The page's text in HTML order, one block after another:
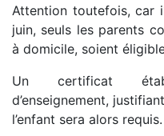
Attention toutefois, car
juin, seuls les parents
à domicile, soient
Un certificat
d’enseignement,
l’enfant sera alors requis.